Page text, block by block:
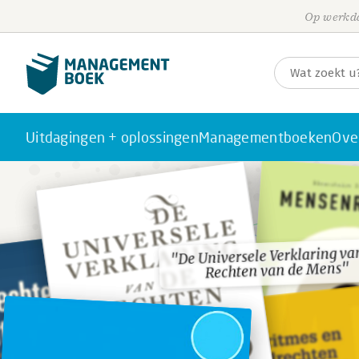
Op
Uitdagingen + oplossingenManagementboeken
"De Universele Verklaring
Rechten van de Mens"
"De Universele Verklaring
Rechten van de Mens"